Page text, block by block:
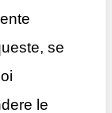
se
le